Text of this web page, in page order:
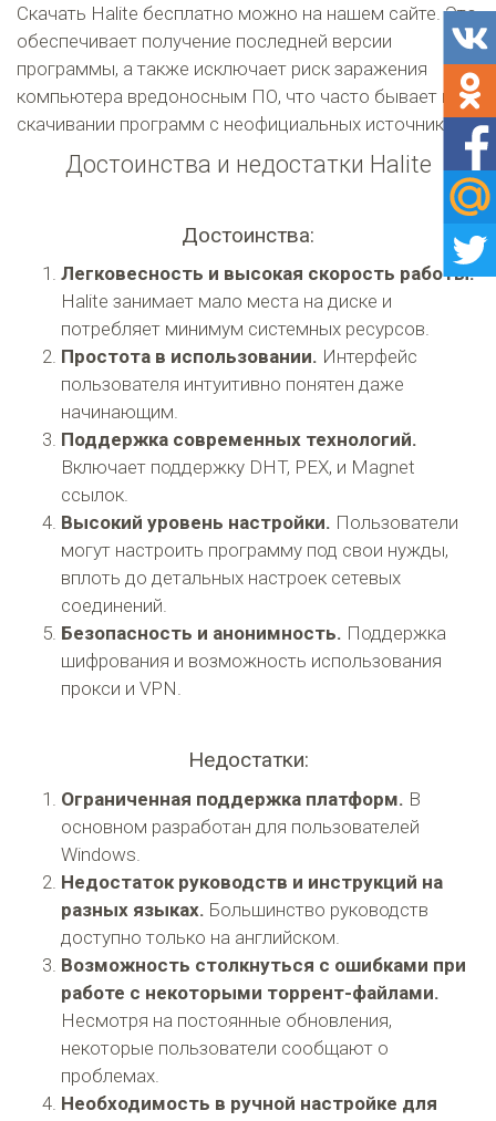
Скачать Halite бесплатно можно на нашем сайте. Это
обеспечивает получение последней версии
программы, а также исключает риск заражения
компьютера вредоносным ПО, что часто бывает при
скачивании программ с неофициальных источников.
Достоинства и недостатки Halite
Достоинства:
Легковесность и высокая скорость работы.
Halite занимает мало места на диске и
потребляет минимум системных ресурсов.
Простота в использовании. Интерфейс
пользователя интуитивно понятен даже
начинающим.
Поддержка современных технологий.
Включает поддержку DHT, PEX, и Magnet
ссылок.
Высокий уровень настройки. Пользователи
могут настроить программу под свои нужды,
вплоть до детальных настроек сетевых
соединений.
Безопасность и анонимность. Поддержка
шифрования и возможность использования
прокси и VPN.
Недостатки:
Ограниченная поддержка платформ. В
основном разработан для пользователей
Windows.
Недостаток руководств и инструкций на
разных языках. Большинство руководств
доступно только на английском.
Возможность столкнуться с ошибками при
работе с некоторыми торрент-файлами.
Несмотря на постоянные обновления,
некоторые пользователи сообщают о
проблемах.
Необходимость в ручной настройке для